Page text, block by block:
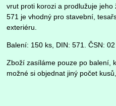
vrut proti korozi a prodlužuje jeho
571 je vhodný pro stavební,
exteriéru.
Balení: 150 ks, DIN: 571. ČSN: 02
Zboží zasíláme pouze po balení,
možné si objednat jiný počet